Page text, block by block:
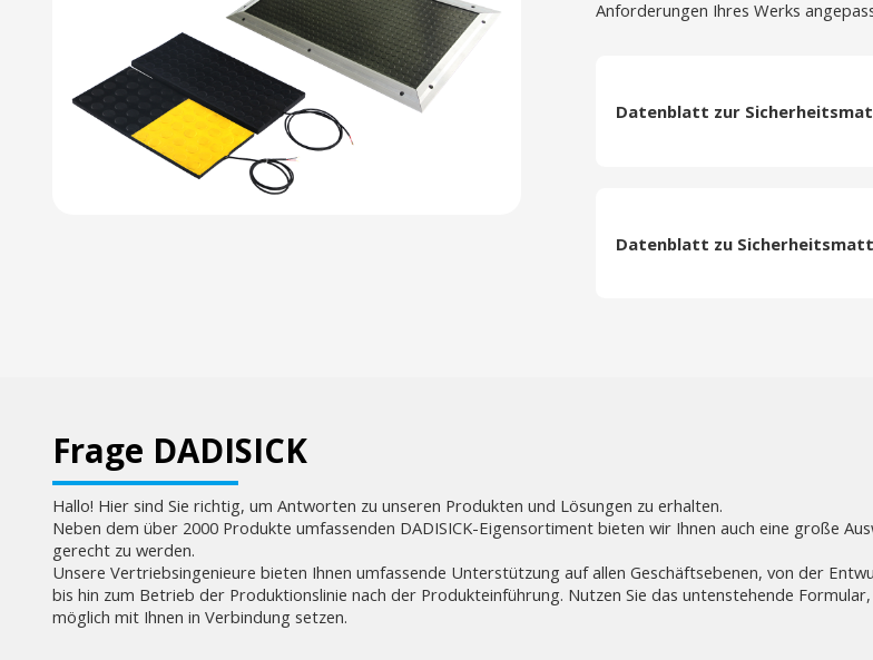
Anforderungen Ihres Werks
Datenblatt zur
Datenblatt zu
Frage DADISICK
Hallo! Hier sind Sie richtig, um Antworten zu unseren Produkten und Lösungen zu erhalten.
Neben dem über 2000 Produkte umfassenden DADISICK-Eigensortiment bieten wir Ihnen auch eine große
gerecht zu werden.
Unsere Vertriebsingenieure bieten Ihnen umfassende Unterstützung auf allen Geschäftsebenen, von der
bis hin zum Betrieb der Produktionslinie nach der Produkteinführung. Nutzen Sie das untenstehende
möglich mit Ihnen in Verbindung setzen.